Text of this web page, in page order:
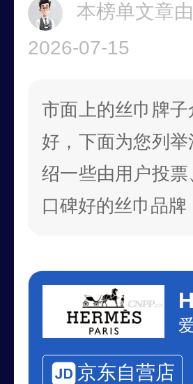
本榜单文章
2026-07-15
市面上的丝巾牌
好，下面为您列
绍一些由用户投
口碑好的丝巾品牌
京东自营店